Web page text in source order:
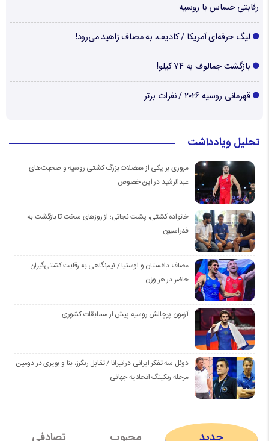
رقابتی حساس با روسیه
لیگ حرفه‌ای آمریکا / کادیف، به مصاف زاهید می‌رود!
بازگشت جمالوف به ۷۴ کیلو!
قهرمانی روسیه ۲۰۲۶ / نفرات برتر
تحلیل ویادداشت
مروری بر یکی از معضلات بزرگ کشتی روسیه و صحبت‌های
عبدالرشید در این خصوص
خانواده کشتی، پشت نجاتی؛ از روزهای سخت تا بازگشت به
فدراسیون
مصاف داغستان و اوستیا / نیم‌نگاهی به رقابت کشتی‌گیران
حاضر در هر وزن
آزمون پرچالش روسیه پیش از مسابقات کشوری
دوئل سه تفکر ایرانی در تیرانا / تقابل رنگرز، بنا و بویری در دومین
مرحله رنکینگ اتحادیه جهانی